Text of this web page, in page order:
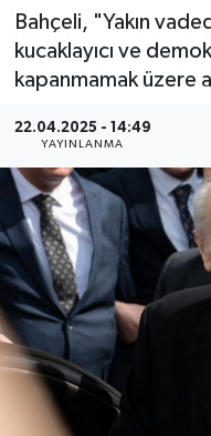
Bahçeli, "Yakın
kucaklayıcı ve
kapanmamak üzere
22.04.2025 - 14:49
YAYINLANMA